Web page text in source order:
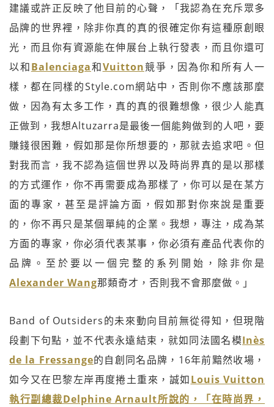
建議或許正反映了他目前的心聲，「我認為在充斥眾多
品牌的世界裡，除非你真的真的很確定你有這種原創眼
光，而且你有資源能在伸展台上執行發表，而且你還可
以和Balenciaga和Vuitton競爭，因為你和所有人一
樣，都在同樣的Style.com網站中，否則你不應該那麼
做，因為有太多工作，真的真的很難想像，很少人能真
正做到，我想Altuzarra是最後一個能夠做到的人吧，要
賺錢很困難，假如那是你所想要的，那就去追求吧。但
對我而言，我不認為這個世界以及時尚界真的是以那樣
的方式運作，你不再需要成為那樣了，你可以是在某方
面的專家，甚至是評論方面，假如那對你來說是重要
的，你不再只是某個單純的企業。我想，專注，成為某
方面的專家，你必須代表某事，你必須有產品代表你的
品牌。至於要以一個完整的系列開始，除非你是
Alexander Wang那類奇才，否則我不會那麼做。」
Band of Outsiders的未來動向目前無從得知，但現階
段劃下句點，並不代表永遠結束，就如同法國名模Inès
de la Fressange的自創同名品牌，16年前黯然收場，
如今又在巴黎左岸再度捲土重來，誠如Louis Vuitton
執行副總裁Delphine Arnault所說的，「在時尚界，